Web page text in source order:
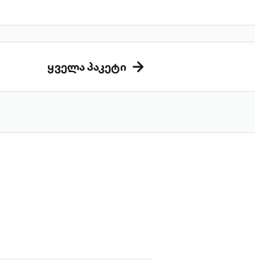
ყველა პაკეტი